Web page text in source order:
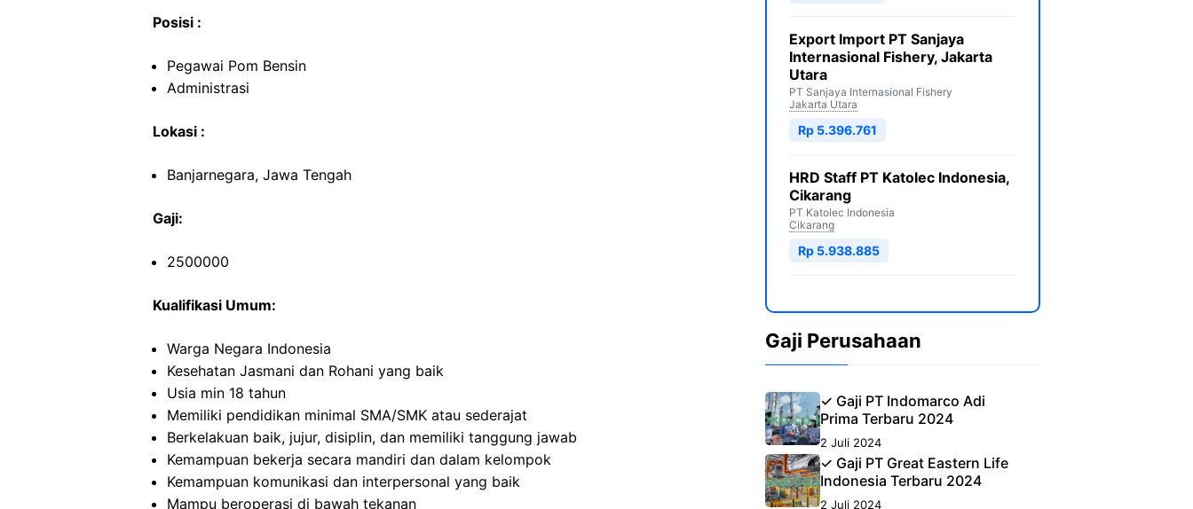
Posisi :
Pegawai Pom Bensin
Administrasi
Lokasi :
Banjarnegara, Jawa Tengah
Gaji:
2500000
Kualifikasi Umum:
Warga Negara Indonesia
Kesehatan Jasmani dan Rohani yang baik
Usia min 18 tahun
Memiliki pendidikan minimal SMA/SMK atau sederajat
Berkelakuan baik, jujur, disiplin, dan memiliki tanggung jawab
Kemampuan bekerja secara mandiri dan dalam kelompok
Kemampuan komunikasi dan interpersonal yang baik
Mampu beroperasi di bawah tekanan
Export Import PT Sanjaya
Internasional Fishery, Jakarta
Utara
PT Sanjaya Internasional Fishery
Jakarta Utara
Rp 5.396.761
HRD Staff PT Katolec Indonesia,
Cikarang
PT Katolec Indonesia
Cikarang
Rp 5.938.885
Gaji Perusahaan
✓ Gaji PT Indomarco Adi
Prima Terbaru 2024
2 Juli 2024
✓ Gaji PT Great Eastern Life
Indonesia Terbaru 2024
2 Juli 2024